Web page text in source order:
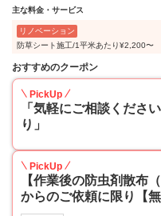
主な料金・サービス
リノベーション
防草シート施工/1平米あたり¥2,200〜
おすすめのクーポン
PickUp
「気軽にご相談くださ
り」
PickUp
【作業後の防虫剤散布
からのご依頼に限り【